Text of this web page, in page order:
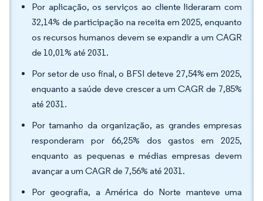
Por aplicação, os serviços ao cliente lideraram com
32,14% de participação na receita em 2025, enquanto
os recursos humanos devem se expandir a um CAGR
de 10,01% até 2031.
Por setor de uso final, o BFSI deteve 27,54% em 2025,
enquanto a saúde deve crescer a um CAGR de 7,85%
até 2031.
Por tamanho da organização, as grandes empresas
responderam por 66,25% dos gastos em 2025,
enquanto as pequenas e médias empresas devem
avançar a um CAGR de 7,56% até 2031.
Por geografia, a América do Norte manteve uma